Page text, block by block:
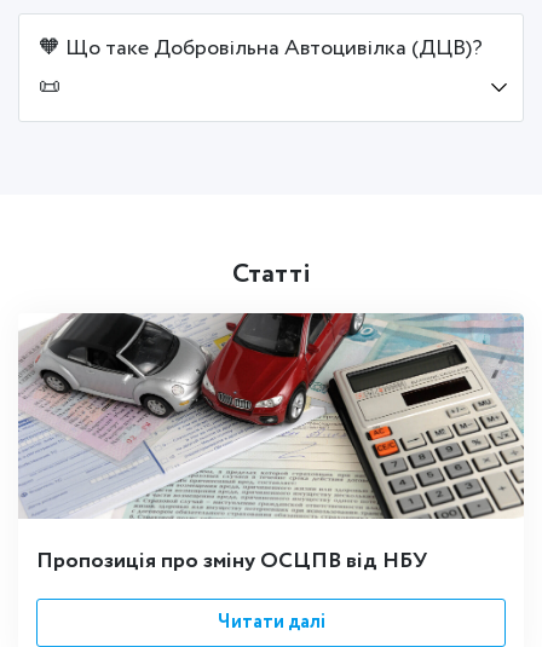
🧡 Що таке Добровільна Автоцивілка (ДЦВ)?
📜
Статті
Пропозиція про зміну ОСЦПВ від НБУ
Читати далі